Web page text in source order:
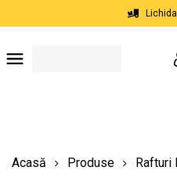
Acasă Produse
Rafturi